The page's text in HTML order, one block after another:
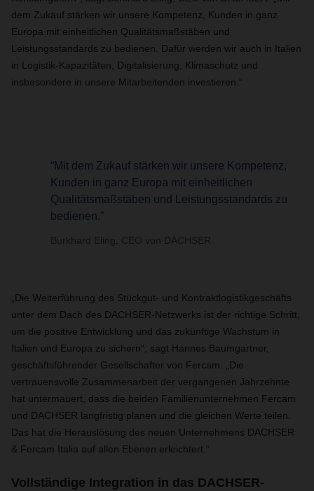
dem Zukauf stärken wir unsere Kompetenz, Kunden in ganz
Europa mit einheitlichen Qualitätsmaßstäben und
Leistungsstandards zu bedienen. Dafür werden wir auch in Italien
in Logistik-Kapazitäten, Digitalisierung, Klimaschutz und
insbesondere in unsere Mitarbeitenden investieren.“
“Mit dem Zukauf stärken wir unsere Kompetenz,
Kunden in ganz Europa mit einheitlichen
Qualitätsmaßstäben und Leistungsstandards zu
bedienen.”
Burkhard Eling, CEO von DACHSER
„Die Weiterführung des Stückgut- und Kontraktlogistikgeschäfts
unter dem Dach des DACHSER-Netzwerks ist der richtige Schritt,
um die positive Entwicklung und das zukünftige Wachstum in
Italien und Europa zu sichern“, sagt Hannes Baumgartner,
geschäftsführender Gesellschafter von Fercam. „Die
vertrauensvolle Zusammenarbeit der vergangenen Jahrzehnte
hat untermauert, dass die beiden Familienunternehmen Fercam
und DACHSER langfristig planen und die gleichen Werte teilen.
Das hat die Herauslösung des neuen Unternehmens DACHSER
& Fercam Italia auf allen Ebenen erleichtert.“
Vollständige Integration in das DACHSER-